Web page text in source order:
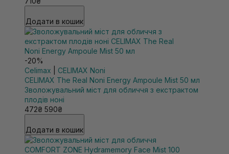
Додати в кошик
-20%
Celimax
CELIMAX Noni
CELIMAX The Real Noni Energy Ampoule Mist 50 мл
Зволожувальний міст для обличчя з екстрактом
плодів ноні
472₴ 590₴
Додати в кошик